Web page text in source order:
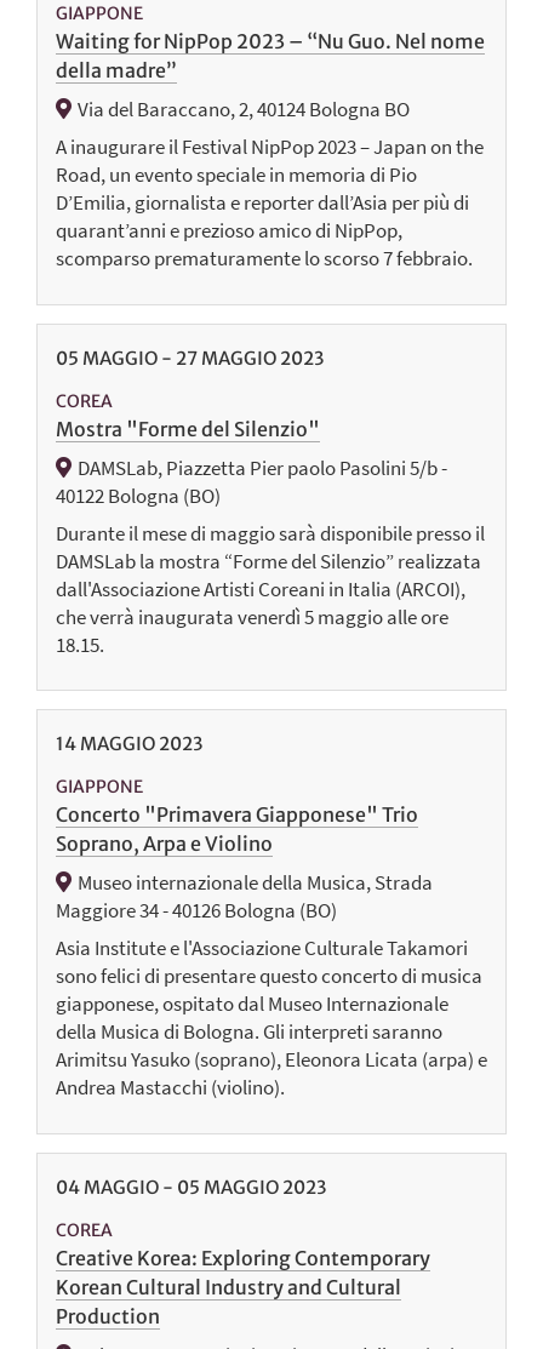
GIAPPONE
Waiting for NipPop 2023 – “Nu Guo. Nel nome
della madre”
Via del Baraccano, 2, 40124 Bologna BO
A inaugurare il Festival NipPop 2023 – Japan on the
Road, un evento speciale in memoria di Pio
D’Emilia, giornalista e reporter dall’Asia per più di
quarant’anni e prezioso amico di NipPop,
scomparso prematuramente lo scorso 7 febbraio.
05 MAGGIO - 27 MAGGIO 2023
COREA
Mostra "Forme del Silenzio"
DAMSLab, Piazzetta Pier paolo Pasolini 5/b -
40122 Bologna (BO)
Durante il mese di maggio sarà disponibile presso il
DAMSLab la mostra “Forme del Silenzio” realizzata
dall'Associazione Artisti Coreani in Italia (ARCOI),
che verrà inaugurata venerdì 5 maggio alle ore
18.15.
14 MAGGIO 2023
GIAPPONE
Concerto "Primavera Giapponese" Trio
Soprano, Arpa e Violino
Museo internazionale della Musica, Strada
Maggiore 34 - 40126 Bologna (BO)
Asia Institute e l'Associazione Culturale Takamori
sono felici di presentare questo concerto di musica
giapponese, ospitato dal Museo Internazionale
della Musica di Bologna. Gli interpreti saranno
Arimitsu Yasuko (soprano), Eleonora Licata (arpa) e
Andrea Mastacchi (violino).
04 MAGGIO - 05 MAGGIO 2023
COREA
Creative Korea: Exploring Contemporary
Korean Cultural Industry and Cultural
Production